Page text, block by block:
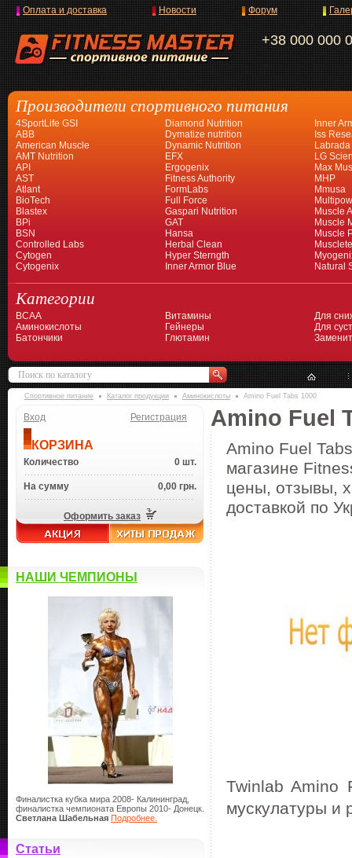
+38 000 000
Оплата и доставка Новости Форум
Производители спортивного питания
4SportLife GSI
ABB
American Muscle
AMT Nutrition
API
AST
Atlant
BioTech
Blastex
BPi
BSN
Controlled Labs
Cytogen
Cytogenix
Diamond Nutrition
Dymatize nutrition
Dynamic Nutrition
EFX
Ergogenix
Fitness Authority
FormLabs
Full Force
Gaspari Nutrition
GAT
Hansa
Herbal Clean
Hyper Sterngth
Inner Armor Blue
Inner
Iss
Labrada
LG
Max
MHP
Mmusa
Muscle
Muscle
Muscle
Natural
Категории
BCAA
Аминокислоты
Батончики
Витамины
Гейнеры
Глютамин
Для
Для
Спортивное питание Каталог продукции Аминокислоты Amino Fuel Tabs 1000
Вход Регистрация
КОРЗИНА
Количество 0 шт.
На сумму 0,00 грн.
Оформить заказ
НАШИ ЧЕМПИОНЫ
Финалистка кубка мира 2008- Калининград,
финалистка чемпионата Европы 2010- Донецк.
Светлана Шабельная Подробнее.
Статьи
Amino Fuel
Amino Fuel
магазине
цены, отзывы,
доставкой по
Twinlab Amino
мускулатуры и